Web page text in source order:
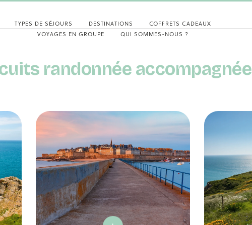
TYPES DE SÉJOURS DESTINATIONS
COFFRETS CADEAUX
VOYAGES EN GROUPE
QUI SOMMES-NOUS ?
randonnée accompagnée